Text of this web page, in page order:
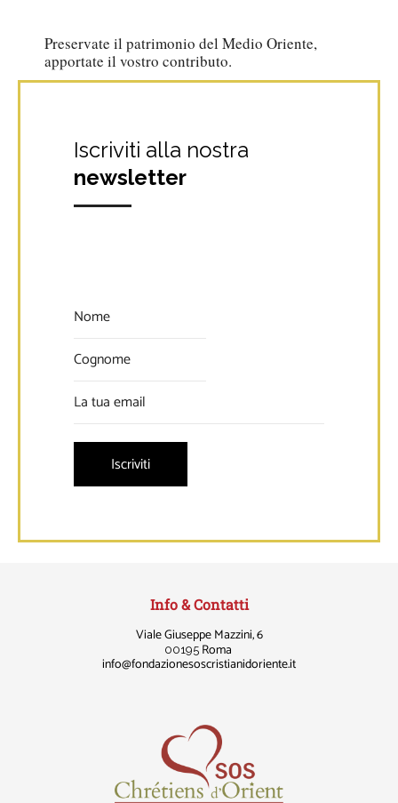
Preservate il patrimonio del Medio Oriente,
apportate il vostro contributo.
Iscriviti alla nostra
newsletter
Info & Contatti
Viale Giuseppe Mazzini, 6
00195 Roma
info@fondazionesoscristianidoriente.it